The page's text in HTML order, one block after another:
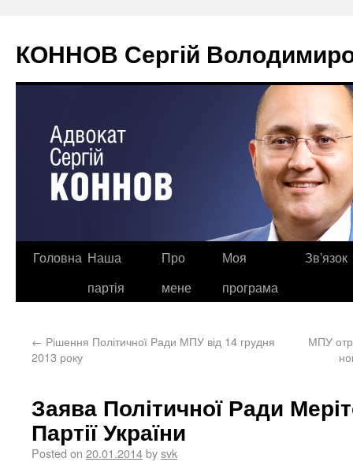
КОННОВ Сергій
Головна Наша
партія
Про
мене
Моя
програма
Зв’язок
← Рішення Політичної Ради МПУ від 14 грудня
2013 року
МПУ
Заява Політичної Ради
Партії України
Posted on 20.01.2014bysvk